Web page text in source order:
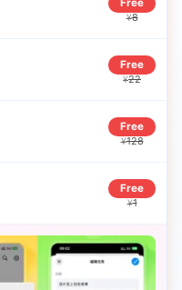
¥8
Free
¥22
Free
¥128
Free
¥1